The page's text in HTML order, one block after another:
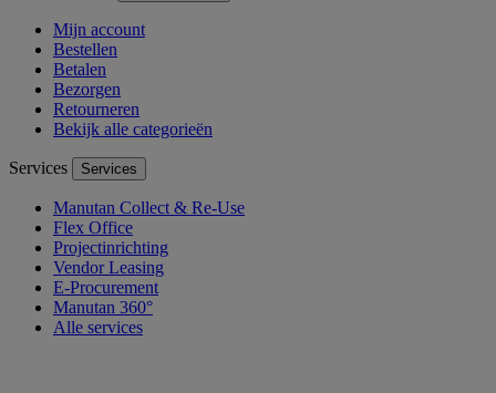
Mijn account
Bestellen
Betalen
Bezorgen
Retourneren
Bekijk alle categorieën
Services Services
Manutan Collect & Re-Use
Flex Office
Projectinrichting
Vendor Leasing
E-Procurement
Manutan 360°
Alle services